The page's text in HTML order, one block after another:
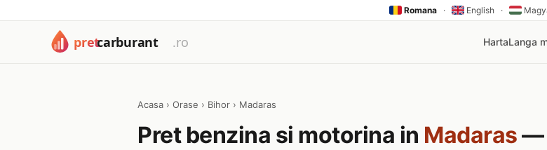
Romana · English ·
HartaLanga
Acasa › Orase › Bihor › Madaras
Pret benzina si motorina in Madaras—